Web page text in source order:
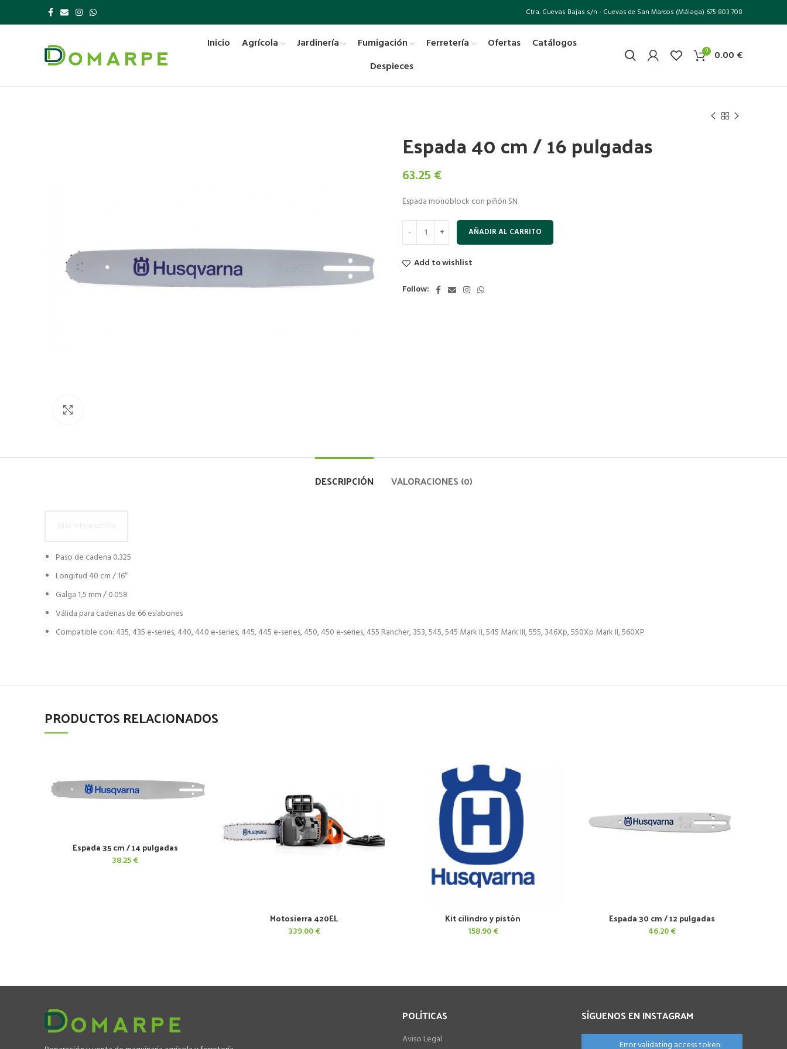
Ctra. Cuevas Bajas s/n - Cuevas de San Marcos (Málaga) 675 803 708
Inicio Agrícola Jardinería Fumigación Ferretería Ofertas
Catálogos
Despieces
0 0.00 €
Espada 40 cm / 16 pulgadas
63.25 €
Espada monoblock con piñón SN
AÑADIR AL CARRITO
Add to wishlist
Follow:
DESCRIPCIÓN VALORACIONES (0)
Paso de cadena 0.325
Longitud 40 cm / 16″
Galga 1,5 mm / 0.058
Válida para cadenas de 66 eslabones
Compatible con: 435, 435 e-series, 440, 440 e-series, 445, 445 e-series, 450, 450 e-series, 455 Rancher, 353, 545, 545 Mark II, 545 Mark III, 555, 346Xp, 550Xp Mark II, 560XP
PRODUCTOS RELACIONADOS
AÑADIR AL CARRITO
Espada 35 cm / 14 pulgadas
38.25€
AÑADIR AL CARRITO
Motosierra 420EL
339.00€
AÑADIR AL CARRITO
Kit cilindro y pistón
158.90€
AÑADIR AL CARRITO
Espada 30 cm / 12 pulgadas
46.20€
POLÍTICAS
Aviso Legal
SÍGUENOS EN INSTAGRAM
Error validating access token: